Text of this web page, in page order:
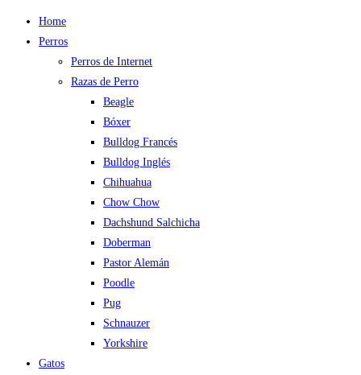
Home
Perros
Perros de Internet
Razas de Perro
Beagle
Bóxer
Bulldog Francés
Bulldog Inglés
Chihuahua
Chow Chow
Dachshund Salchicha
Doberman
Pastor Alemán
Poodle
Pug
Schnauzer
Yorkshire
Gatos